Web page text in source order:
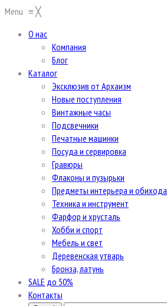
Menu ≡╳
О нас
Компания
Блог
Каталог
Эксклюзив от Архаизм
Новые поступления
Винтажные часы
Подсвечники
Печатные машинки
Посуда и сервировка
Гравюры
Флаконы и пузырьки
Предметы интерьера и обихода
Техника и инструмент
Фарфор и хрусталь
Хобби и спорт
Мебель и свет
Деревенская утварь
Бронза, латунь
SALE до 50%
Контакты